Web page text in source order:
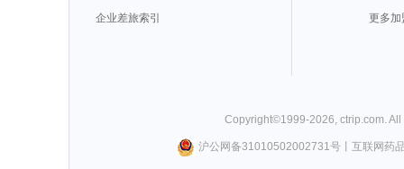
企业差旅索引
更多加
Copyright©1999-2026 ctrip.com .
沪公网备31010502002731号丨 互联网药